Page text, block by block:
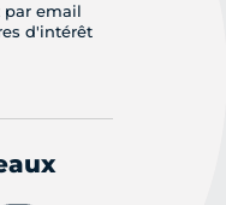
par email
d'intérêt